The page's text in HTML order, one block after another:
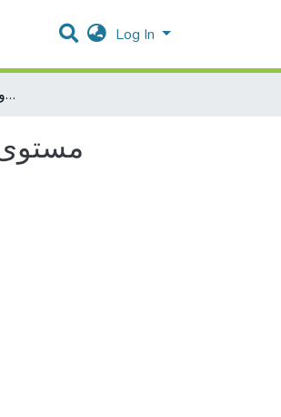
Log In
مستوى الضغط النفسي وآليات التكيف لدى النساء في الحمل الأول المراجعات لعيادات وكالة الغوث الدولية في وسط الضفة الغربية
مستوى